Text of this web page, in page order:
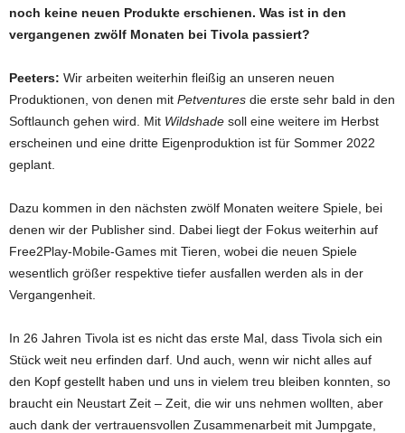
noch keine neuen Produkte erschienen. Was ist in den
vergangenen zwölf Monaten bei Tivola passiert?
Peeters: Wir arbeiten weiterhin fleißig an unseren neuen
Produktionen, von denen mit Petventures die erste sehr bald in den
Softlaunch gehen wird. Mit Wildshade soll eine weitere im Herbst
erscheinen und eine dritte Eigenproduktion ist für Sommer 2022
geplant.
Dazu kommen in den nächsten zwölf Monaten weitere Spiele, bei
denen wir der Publisher sind. Dabei liegt der Fokus weiterhin auf
Free2Play-Mobile-Games mit Tieren, wobei die neuen Spiele
wesentlich größer respektive tiefer ausfallen werden als in der
Vergangenheit.
In 26 Jahren Tivola ist es nicht das erste Mal, dass Tivola sich ein
Stück weit neu erfinden darf. Und auch, wenn wir nicht alles auf
den Kopf gestellt haben und uns in vielem treu bleiben konnten, so
braucht ein Neustart Zeit – Zeit, die wir uns nehmen wollten, aber
auch dank der vertrauensvollen Zusammenarbeit mit Jumpgate,